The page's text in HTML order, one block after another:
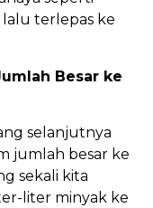
terlepas ke
Besar ke
selanjutnya
jumlah besar ke
sekali kita
liter minyak ke